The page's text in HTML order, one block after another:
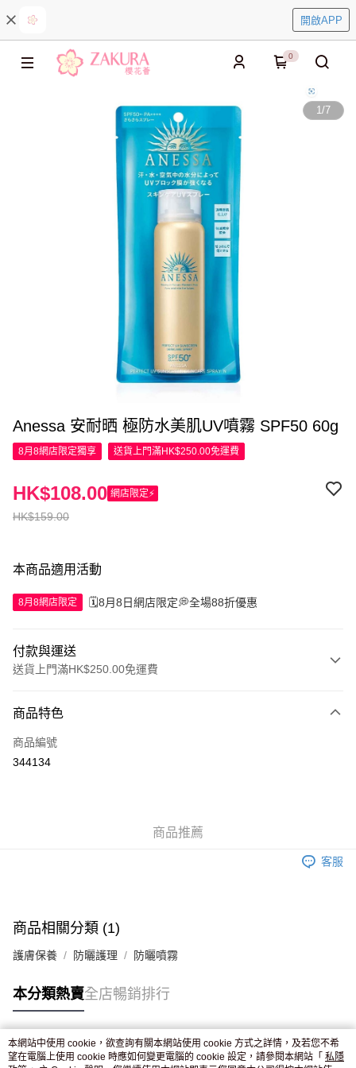
開啟APP
0
1/7
Anessa 安耐晒 極防水美肌UV噴霧 SPF50 60g
8月8網店限定獨享 送貨上門滿HK$250.00免運費
HK$159.00
HK$108.00 網店限定⚡
本商品適用活動
8月8網店限定 🗓️8月8日網店限定💭全場88折優惠
付款與運送
送貨上門滿HK$250.00免運費
信用卡
Apple Pay
付款後門市自取，訂單確認後2-4個工作天到店，7天內取。逾期後
商品特色
商品編號
344134
商品推薦
客服
商品相關分類 (1)
護膚保養 防曬護理 防曬噴霧
本分類熱賣全店暢銷排行
熱門標籤
本網站中使用 cookie，欲查詢有關本網站使用 cookie 方式之詳情，及若您不希
望在電腦上使用 cookie 時應如何變更電腦的 cookie 設定，請參閱本網站「 私隱